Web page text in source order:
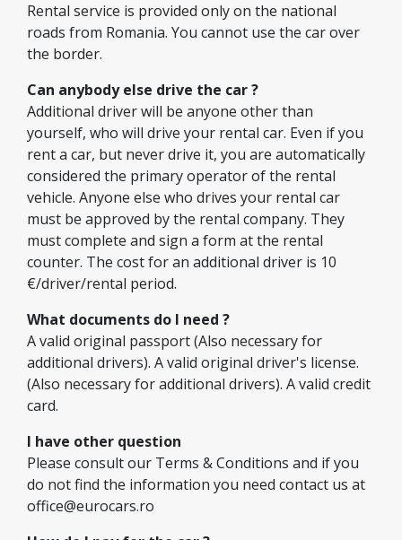
Rental service is provided only on the national
roads from Romania. You cannot use the car over
the border.
Can anybody else drive the car ?
Additional driver will be anyone other than
yourself, who will drive your rental car. Even if you
rent a car, but never drive it, you are automatically
considered the primary operator of the rental
vehicle. Anyone else who drives your rental car
must be approved by the rental company. They
must complete and sign a form at the rental
counter. The cost for an additional driver is 10
€/driver/rental period.
What documents do I need ?
A valid original passport (Also necessary for
additional drivers). A valid original driver's license.
(Also necessary for additional drivers). A valid credit
card.
I have other question
Please consult our Terms & Conditions and if you
do not find the information you need contact us at
office@eurocars.ro